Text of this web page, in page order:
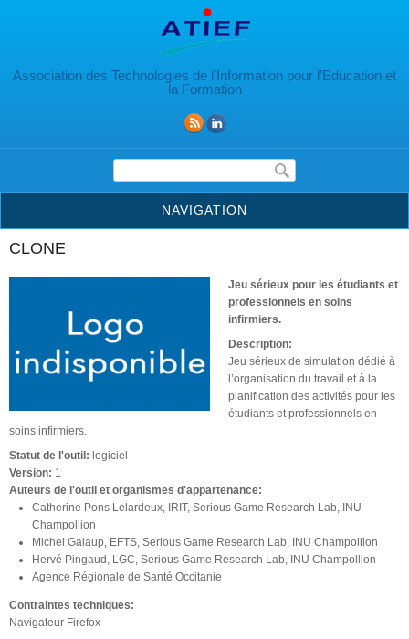
Association des Technologies de l’Information pour l’Education et
la Formation
Formulaire de recherche
NAVIGATION
CLONE
Jeu sérieux pour les étudiants et
professionnels en soins
infirmiers.
Description:
Jeu sérieux de simulation dédié à
l’organisation du travail et à la
planification des activités pour les
étudiants et professionnels en
soins infirmiers.
Statut de l'outil: logiciel
Version: 1
Auteurs de l'outil et organismes d'appartenance:
Catherine Pons Lelardeux, IRIT, Serious Game Research Lab, INU
Champollion
Michel Galaup, EFTS, Serious Game Research Lab, INU Champollion
Hervé Pingaud, LGC, Serious Game Research Lab, INU Champollion
Agence Régionale de Santé Occitanie
Contraintes techniques:
Navigateur Firefox